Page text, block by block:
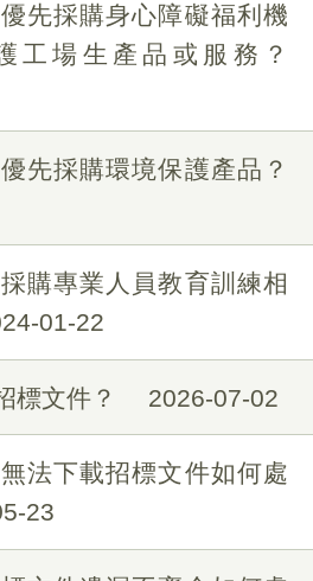
先採購身心障礙福利機
工場生產品或服務？
先採購環境保護產品？
購專業人員教育訓練相
01-22
標文件？ 2026-07-02
法下載招標文件如何處
23